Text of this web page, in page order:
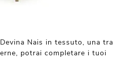
Nais in tessuto, una tra
potrai completare i tuoi